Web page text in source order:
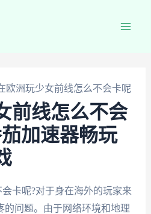
欧洲玩少女前线怎么不会卡呢
前线怎么不会
加速器畅玩
卡呢?对于身在海外的玩家来
的问题。由于网络环境和地理